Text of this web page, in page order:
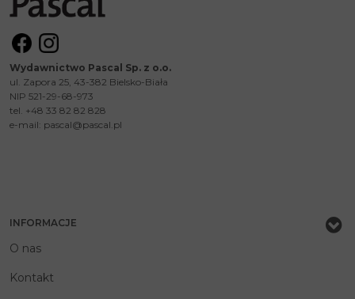
Wydawnictwo Pascal Sp. z o.o.
ul. Zapora 25, 43-382 Bielsko-Biała
NIP 521-29-68-973
tel. +48 33 82 82 828
e-mail: pascal@pascal.pl
INFORMACJE
O nas
Kontakt